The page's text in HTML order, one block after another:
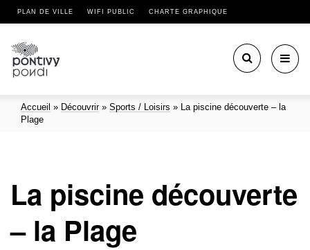
PLAN DE VILLE WIFI PUBLIC CHARTE GRAPHIQUE
Accueil » Découvrir» Sports / Loisirs » La piscine découverte – la
Plage
La piscine découverte
– la Plage